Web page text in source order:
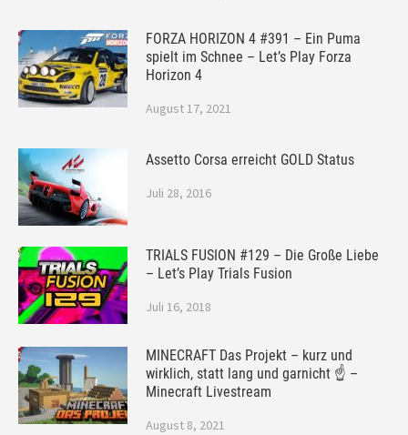
FORZA HORIZON 4 #391 – Ein Puma
spielt im Schnee – Let’s Play Forza
Horizon 4
August 17, 2021
Assetto Corsa erreicht GOLD Status
Juli 28, 2016
TRIALS FUSION #129 – Die Große Liebe
– Let’s Play Trials Fusion
Juli 16, 2018
MINECRAFT Das Projekt – kurz und
wirklich, statt lang und garnicht ☝ –
Minecraft Livestream
August 8, 2021